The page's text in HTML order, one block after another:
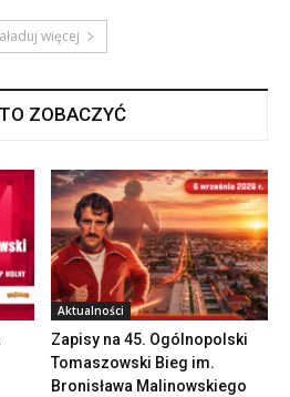
więcej
ZOBACZYĆ
Aktualności
Zapisy na 45. Ogólnopolski
Tomaszowski Bieg im.
Bronisława Malinowskiego